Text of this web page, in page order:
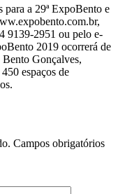
para a 29ª ExpoBento e
9139-2951 ou pelo e-
2019 ocorrerá de
Gonçalves,
espaços de
Campos obrigatórios